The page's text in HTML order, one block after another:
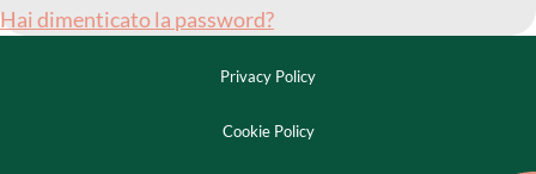
Hai dimenticato la password?
Privacy Policy
Cookie Policy